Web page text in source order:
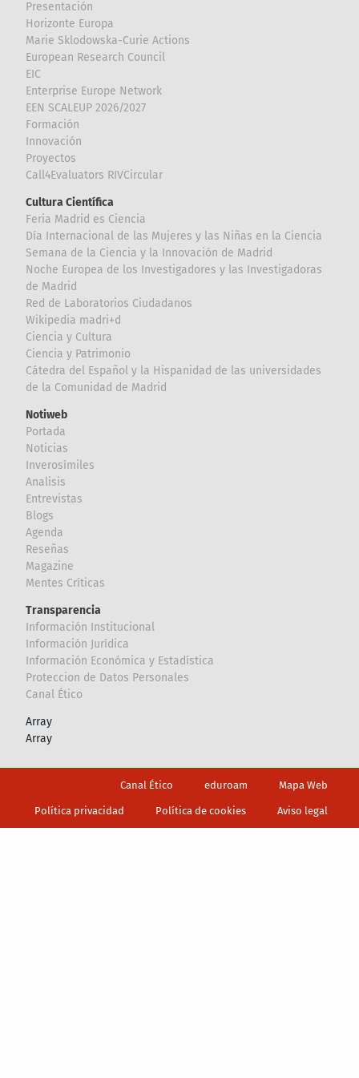
Presentación
Horizonte Europa
Marie Sklodowska-Curie Actions
European Research Council
EIC
Enterprise Europe Network
EEN SCALEUP 2026/2027
Formación
Innovación
Proyectos
Call4Evaluators RIVCircular
Cultura Científica
Feria Madrid es Ciencia
Día Internacional de las Mujeres y las Niñas en la Ciencia
Semana de la Ciencia y la Innovación de Madrid
Noche Europea de los Investigadores y las Investigadoras
de Madrid
Red de Laboratorios Ciudadanos
Wikipedia madri+d
Ciencia y Cultura
Ciencia y Patrimonio
Cátedra del Español y la Hispanidad de las universidades
de la Comunidad de Madrid
Notiweb
Portada
Noticias
Inverosímiles
Analisis
Entrevistas
Blogs
Agenda
Reseñas
Magazine
Mentes Críticas
Transparencia
Información Institucional
Información Jurídica
Información Económica y Estadística
Proteccion de Datos Personales
Canal Ético
Array
Array
Canal Ético eduroam Mapa Web
Política privacidad Política de cookies Aviso legal